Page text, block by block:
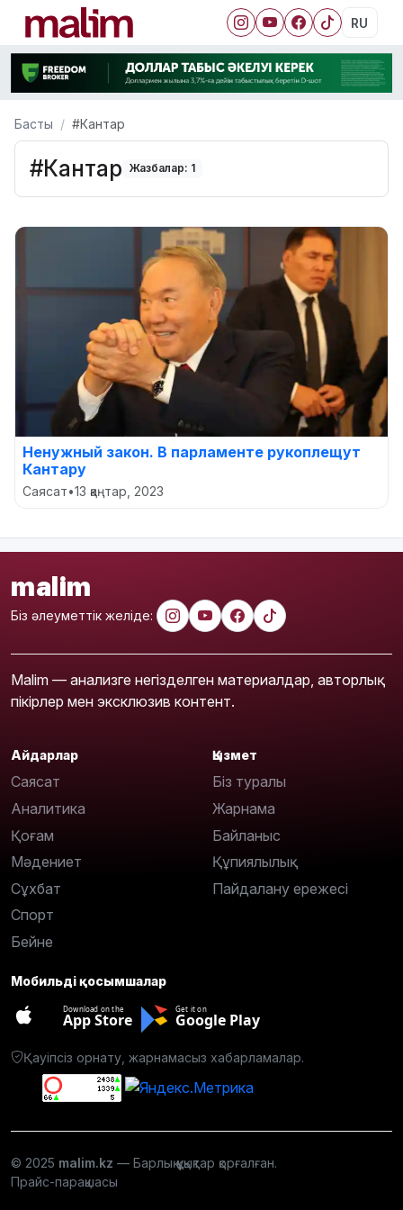
RU
Басты #Кантар
#Кантар Жазбалар: 1
Ненужный закон. В парламенте рукоплещут
Кантару
Саясат•13 қаңтар, 2023
malim
Біз әлеуметтік желіде:
Malim — анализге негізделген материалдар, авторлық
пікірлер мен эксклюзив контент.
Айдарлар
Саясат
Аналитика
Қоғам
Мәдениет
Сұхбат
Спорт
Бейне
Қызмет
Біз туралы
Жарнама
Байланыс
Құпиялылық
Пайдалану ережесі
Мобильді қосымшалар
Download on the
App Store
Get it on
Google Play
Қауіпсіз орнату, жарнамасыз хабарламалар.
© 2025 malim.kz — Барлық құқықтар қорғалған.
Прайс-парақшасы